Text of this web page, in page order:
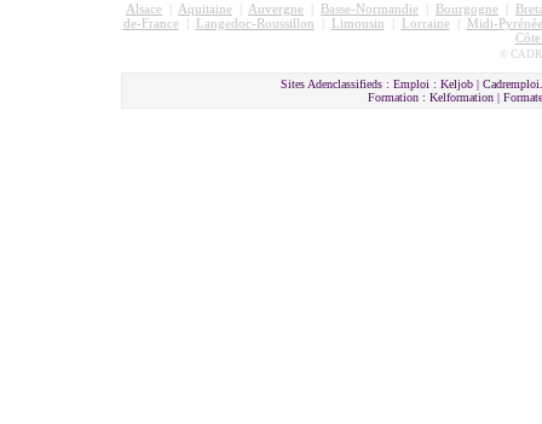
Alsace Aquitaine Auvergne Basse-Normandie Bourgogne
de-France| Langedoc-Roussillon Limousin Lorraine|
Midi-
©
Sites Adenclassifieds : Emploi : Keljob |
Formation : Kelformation |